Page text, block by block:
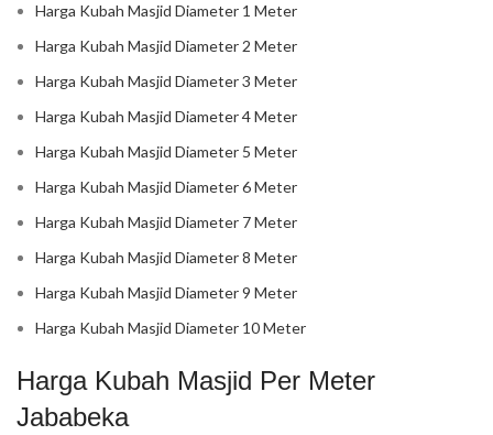
Harga Kubah Masjid Diameter 1 Meter
Harga Kubah Masjid Diameter 2 Meter
Harga Kubah Masjid Diameter 3 Meter
Harga Kubah Masjid Diameter 4 Meter
Harga Kubah Masjid Diameter 5 Meter
Harga Kubah Masjid Diameter 6 Meter
Harga Kubah Masjid Diameter 7 Meter
Harga Kubah Masjid Diameter 8 Meter
Harga Kubah Masjid Diameter 9 Meter
Harga Kubah Masjid Diameter 10 Meter
Harga Kubah Masjid Per Meter
Jababeka